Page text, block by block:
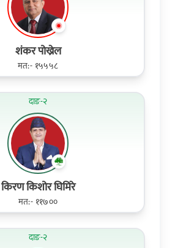
शंकर पोख्रेल
मत:- १५५५८
दाङ-२
किरण किशोर घिमिरे
मत:- ११७००
दाङ-२